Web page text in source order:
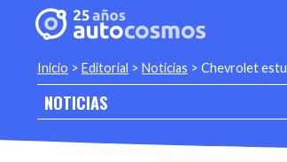
Inicio > Editorial > Noticias > Chevrolet
NOTICIAS